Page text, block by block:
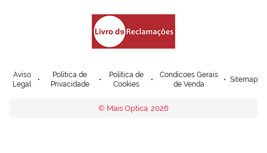
Aviso
Legal
Política de
Privacidade
Política de
Cookies
Condicoes Gerais
de Venda
Sitemap
© Mais Optica. 2026